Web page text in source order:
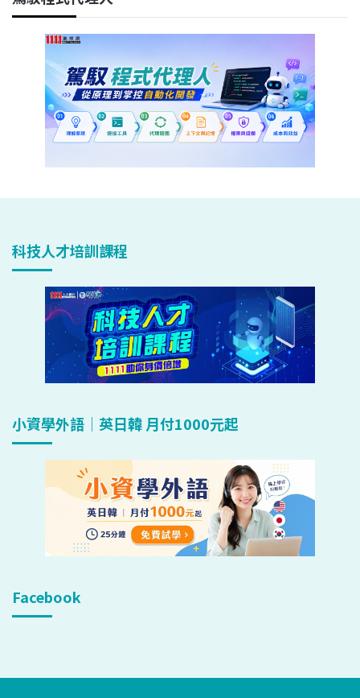
科技人才培訓課程
小資學外語｜英日韓 月付1000元起
Facebook